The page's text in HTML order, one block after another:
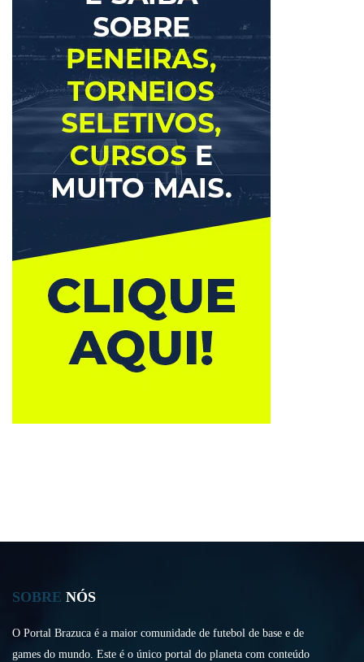
SOBRE NÓS
O Portal Brazuca é a maior comunidade de futebol de base e de
games do mundo. Este é o único portal do planeta com conteúdo